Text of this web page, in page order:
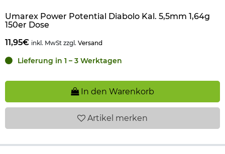
Umarex Power Potential Diabolo Kal. 5,5mm 1,64g
150er Dose
11,95€ inkl. MwSt zzgl. Versand
Lieferung in 1 – 3 Werktagen
In den Warenkorb
Artikel merken